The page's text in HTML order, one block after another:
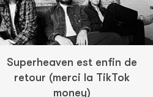
Superheaven est enfin de
retour (merci la TikTok
money)